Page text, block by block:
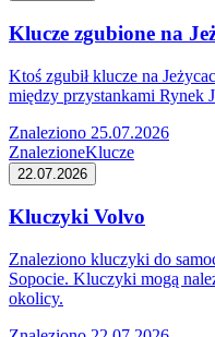
Klucze zgubione na
Ktoś zgubił klucze na
między przystankami Rynek
Znaleziono 25.07.2026
ZnalezioneKlucze
22.07.2026
Kluczyki Volvo
Znaleziono kluczyki do
Sopocie. Kluczyki mogą
okolicy.